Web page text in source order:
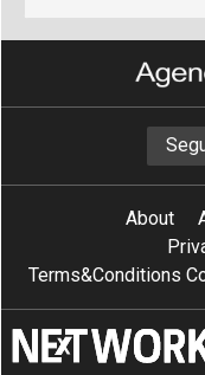
About
Terms&Conditions